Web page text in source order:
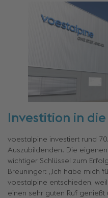
Investition in
voestalpine investiert rund
Auszubildenden. Die
wichtiger Schlüssel zum
Breuninger: „Ich habe mich
voestalpine entschieden,
einen sehr guten Ruf